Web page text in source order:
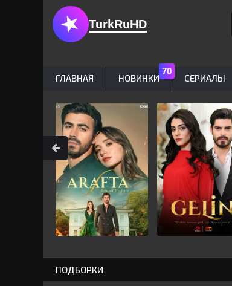
ПОДБОРКИ
TurkRuHD
ГЛАВНАЯ НОВИНКИ СЕРИАЛЫ